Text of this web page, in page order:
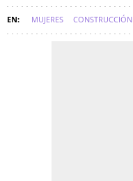
MUJERES CONSTRUCCIÓN